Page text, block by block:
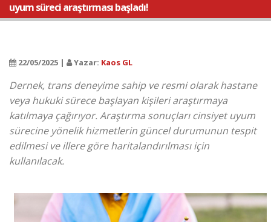
uyum süreci araştırması başladı!
22/05/2025 | Yazar: Kaos GL
Dernek, trans deneyime sahip ve resmi olarak hastane
veya hukuki sürece başlayan kişileri araştırmaya
katılmaya çağırıyor. Araştırma sonuçları cinsiyet uyum
sürecine yönelik hizmetlerin güncel durumunun tespit
edilmesi ve illere göre haritalandırılması için
kullanılacak.